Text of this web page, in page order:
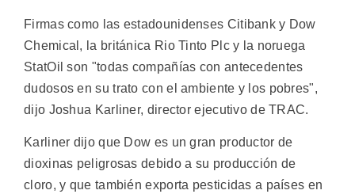
Firmas como las estadounidenses Citibank y Dow
Chemical, la británica Rio Tinto Plc y la noruega
StatOil son "todas compañías con antecedentes
dudosos en su trato con el ambiente y los pobres",
dijo Joshua Karliner, director ejecutivo de TRAC.
Karliner dijo que Dow es un gran productor de
dioxinas peligrosas debido a su producción de
cloro, y que también exporta pesticidas a países en